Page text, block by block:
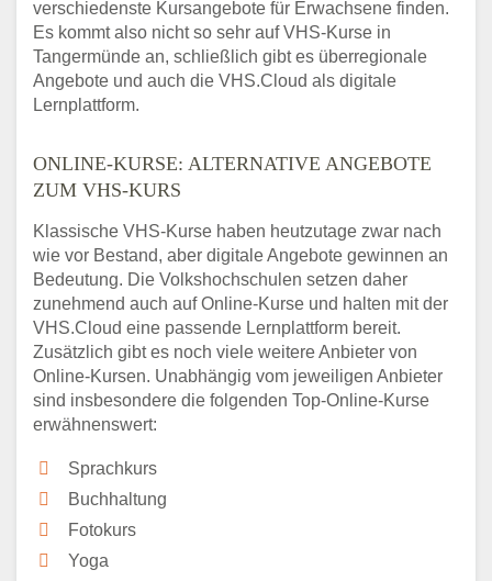
verschiedenste Kursangebote für Erwachsene finden.
Es kommt also nicht so sehr auf VHS-Kurse in
Tangermünde an, schließlich gibt es überregionale
Angebote und auch die VHS.Cloud als digitale
Lernplattform.
ONLINE-KURSE: ALTERNATIVE ANGEBOTE
ZUM VHS-KURS
Klassische VHS-Kurse haben heutzutage zwar nach
wie vor Bestand, aber digitale Angebote gewinnen an
Bedeutung. Die Volkshochschulen setzen daher
zunehmend auch auf Online-Kurse und halten mit der
VHS.Cloud eine passende Lernplattform bereit.
Zusätzlich gibt es noch viele weitere Anbieter von
Online-Kursen. Unabhängig vom jeweiligen Anbieter
sind insbesondere die folgenden Top-Online-Kurse
erwähnenswert:
Sprachkurs
Buchhaltung
Fotokurs
Yoga